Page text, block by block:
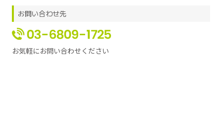
お問い合わせ先
お気軽にお問い合わせください